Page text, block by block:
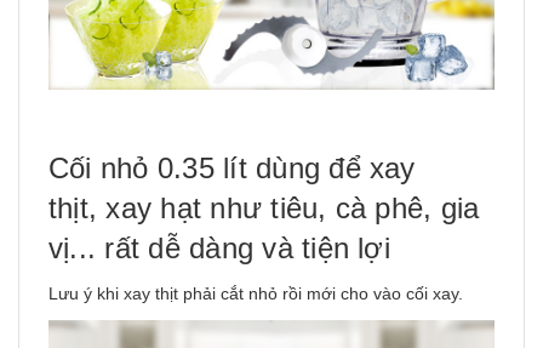
Cối nhỏ 0.35 lít dùng để xay
thịt, xay hạt như tiêu, cà phê, gia
vị... rất dễ dàng và tiện lợi
Lưu ý khi xay thịt phải cắt nhỏ rồi mới cho vào cối xay.